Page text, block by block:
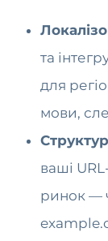
та
для
мови,
ваші
ринок —